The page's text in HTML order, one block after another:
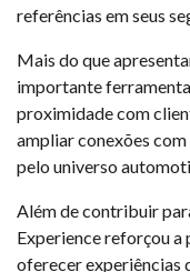
referências em seus
Mais do que
importante
proximidade com
ampliar conexões
pelo universo
Além de contribuir
Experience reforçou
oferecer experiências